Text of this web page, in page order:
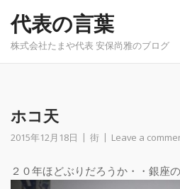
content
代表の言葉
株式会社たまや代表 安保尚雅のブログ
ホコ天
2015年12月18日 街 Leave a
２０年ほどぶりだろうか・・銀座